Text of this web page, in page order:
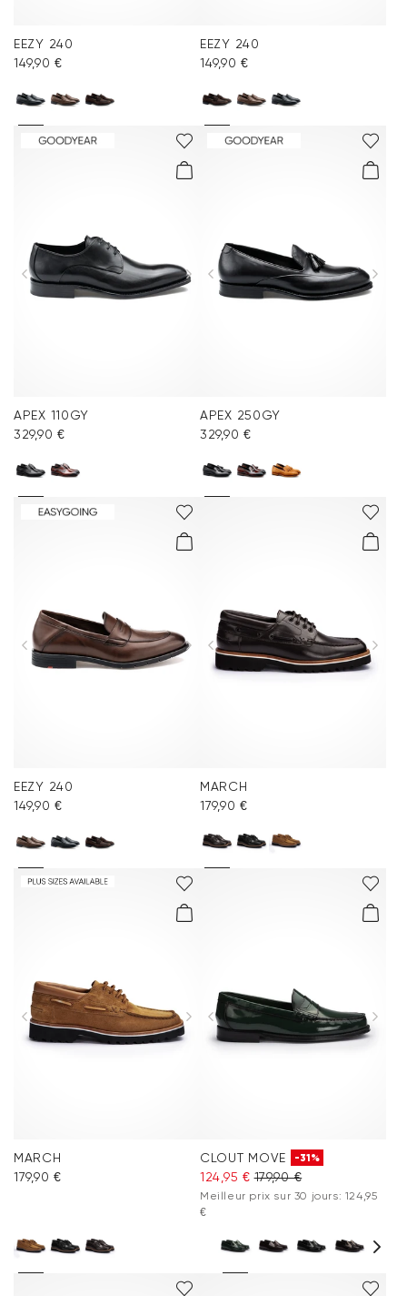
EEZY 240
149,90 €
EEZY 240
149,90 €
APEX 110GY
329,90 €
APEX 250GY
329,90 €
EEZY 240
149,90 €
MARCH
179,90 €
MARCH
179,90 €
CLOUT MOVE -31%
124,95 € 179,90 €
Meilleur prix sur 30 jours: 124,95
€